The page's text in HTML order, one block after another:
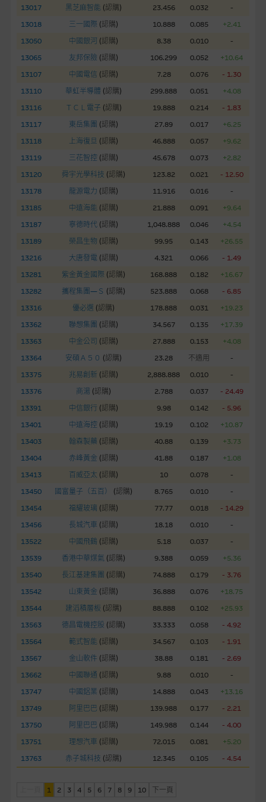
13017
黑芝麻智能 (認購) 23.456 0.032
-
13018
三一國際 (認購) 10.888 0.085
+2.41
13050
中國銀河 (認購) 8.38 0.010
-
13065
友邦保險 (認購) 106.299 0.052
+10.64
13107
中國電信 (認購) 7.28 0.076
- 1.30
13110
華虹半導體 (認購) 299.888 0.051
+4.08
13116
ＴＣＬ電子 (認購) 19.888 0.214
- 1.83
13117
東岳集團 (認購) 27.89 0.017
+6.25
13118
上海復旦 (認購) 46.888 0.057
+9.62
13119
三花智控 (認購) 45.678 0.073
+2.82
13120
舜宇光學科技 (認購) 123.82 0.021
- 12.50
13178
龍源電力 (認購) 11.916 0.016
-
13185
中遠海能 (認購) 21.888 0.091
+9.64
13187
寧德時代 (認購) 1,048.888 0.046
+4.54
13189
榮昌生物 (認購) 99.95 0.143
+26.55
13216
大唐發電 (認購) 4.321 0.066
- 1.49
13281
紫金黃金國際 (認購) 168.888 0.182
+16.67
13282
攜程集團—Ｓ (認購) 523.888 0.068
- 6.85
13316
優必選 (認購) 178.888 0.031
+19.23
13362
聯想集團 (認購) 34.567 0.135
+17.39
13363
中金公司 (認購) 27.888 0.153
+4.08
13364
安碩Ａ５０ (認購) 23.28 不適用
-
13375
兆易創新 (認購) 2,888.888 0.010
-
13376
商湯 (認購) 2.788 0.037
- 24.49
13391
中信銀行 (認購) 9.98 0.142
- 5.96
13401
中遠海控 (認購) 19.19 0.102
+10.87
13403
翰森製藥 (認購) 40.88 0.139
+3.73
13404
赤峰黃金 (認購) 41.88 0.187
+1.08
13413
百威亞太 (認購) 10 0.078
-
13450
國富量子（五百） (認購) 8.765 0.010
-
13454
福耀玻璃 (認購) 77.77 0.018
- 14.29
13456
長城汽車 (認購) 18.18 0.010
-
13522
中國飛鶴 (認購) 5.18 0.037
-
13539
香港中華煤氣 (認購) 9.388 0.059
+5.36
13540
長江基建集團 (認購) 74.888 0.179
- 3.76
13542
山東黃金 (認購) 36.888 0.076
+18.75
13544
建滔積層板 (認購) 88.888 0.102
+25.93
13563
德昌電機控股 (認購) 33.333 0.058
- 4.92
13564
範式智能 (認購) 34.567 0.103
- 1.91
13567
金山軟件 (認購) 38.88 0.181
- 2.69
13662
中國聯通 (認購) 9.88 0.010
-
13747
中國鋁業 (認購) 14.888 0.043
+13.16
13749
阿里巴巴 (認購) 139.988 0.177
- 2.21
13750
阿里巴巴 (認購) 149.988 0.144
- 4.00
13751
理想汽車 (認購) 72.015 0.081
+5.20
13763
赤子城科技 (認購) 12.345 0.105 - 4.54
1 2 3 4 5 6 7 8 9 10
下一頁
網站內容不構成要約及徵求要約，或作為任何合約的根據，以購
買或銷售任何證券、貸款或其他工具。網站內容由麥格理集團所
品的過去業績並不保證或預測將來表現。
在法律最大許可的情況下，麥格理集團及其任何相關公司或其董
事、高層職員、僱員或代理人不作陳述，亦不保證網站內容，或
整、合時及準確，對任何因任何形式(包括疏忽)由於網站內容的
錯誤、失實、遺漏、或任何人士對網站內容的依賴而導致的損失
或損毀，亦一概不會承擔責任或債務。
本使用條款的所有方面均受香港法例管限。
無法收回部份或全部應收款項。結構性產品價格可升可跌。過往
表現並不反映未來表現。產品的第二市場可能有限而麥格理資本
股份有限公司可能是唯一報價方。閣下應閱讀載于
www.warrants.com.hk 之上市文件以瞭解結構性產品的詳情及
自行評估箇中風險。如有需要，請徵詢獨立之專業意見。牛熊證
損失全部投資；而(ii)R類牛熊證之剩餘價值則可能為零。
網站連結
本網站或載有連接非由麥格理集團管理的網站的連結。此等連結
純為方便閣下取得更多關於市場上相關產品及機構的資訊。麥格
理集團對此等網站的內容及所介紹的產品或服務，均無任何操控
適，不作任何聲明。麥格理集團建議閣下自行向本網站述及或連
接的第三者查詢。此外，載有第三者網站的連結，不應視為該第
三者推介本網站。
本網站雖連接第三者管理的網站，但麥格理集團並非授權網站瀏
權。
經由本網站接觸到的軟件應用
部分可經本網站連結下載的軟件程式屬於第三者的產品。閣下使
用此等屬於第三者的軟件，須自負全責。此等軟件的使用，可能
受軟件持有人訂出的使用條款約束。
在法律容許的所有範圍內，麥格理集團概不承擔經由本網站使用
或下載任何軟件(不論是否屬於第三者)而引起的責任。麥格理集
團並且對此等軟件不作任何聲明，也不提供任何保證，特別是在
法律容許的所有範圍內，概不負責經由本網站使用或下載任何軟
件(不論是否屬於第三者)而出現電腦病毒或任何其他後果所導致
損)。
基本上市文件及補充上市文件
就有關MBL每次發行之認股證及/或牛熊證而言，認股證及/或牛
熊證之條款及條件以及發行商的財務與其他資料已載列於基本上
於本網站。